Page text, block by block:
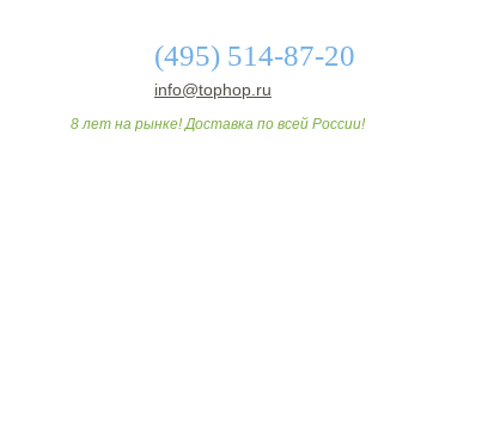
(495) 514-87-20
info@tophop.ru
8 лет на рынке! Доставка по всей России!